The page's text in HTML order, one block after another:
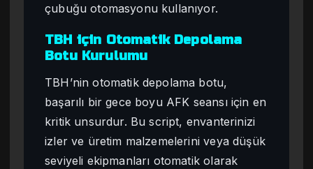
çubuğu otomasyonu kullanıyor.
TBH için Otomatik Depolama
Botu Kurulumu
TBH’nin otomatik depolama botu,
başarılı bir gece boyu AFK seansı için en
kritik unsurdur. Bu script, envanterinizi
izler ve üretim malzemelerini veya düşük
seviyeli ekipmanları otomatik olarak